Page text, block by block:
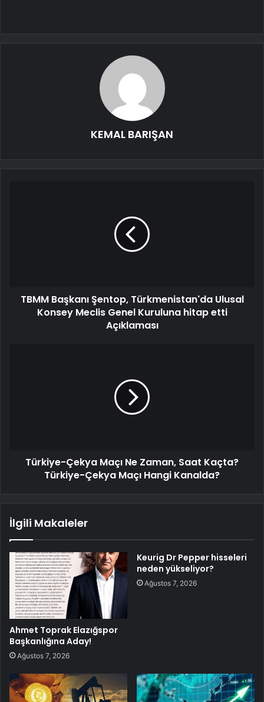
KEMAL BARIŞAN
TBMM Başkanı Şentop, Türkmenistan'da Ulusal
Konsey Meclis Genel Kuruluna hitap etti
Açıklaması
Türkiye-Çekya Maçı Ne Zaman, Saat Kaçta?
Türkiye-Çekya Maçı Hangi Kanalda?
İlgili Makaleler
Ahmet Toprak Elazığspor
Başkanlığına Aday!
Ağustos 7, 2026
Keurig Dr Pepper hisseleri
neden yükseliyor?
Ağustos 7, 2026